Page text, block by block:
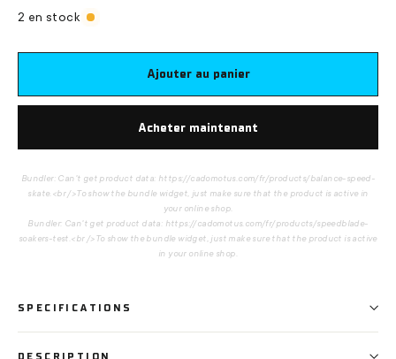
2 en stock
Ajouter au panier
Acheter maintenant
Bundler: Can't get product data: https://cadomotus.com/fr/products/balance-speed-
skate.<br />To show the bundle widget, just make sure that the product is active in
your online shop.
Bundler: Can't get product data: https://cadomotus.com/fr/products/speedblade-
soakers-test.<br />To show the bundle widget, just make sure that the product is active
in your online shop.
SPECIFICATIONS
DESCRIPTION